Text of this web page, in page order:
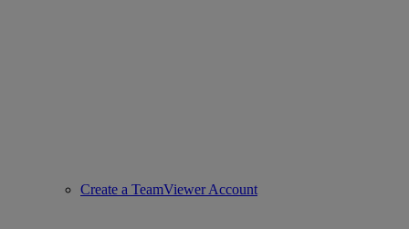
Create a TeamViewer Account